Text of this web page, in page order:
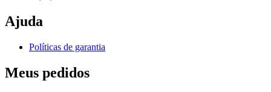
Ajuda
Políticas de garantia
Meus pedidos